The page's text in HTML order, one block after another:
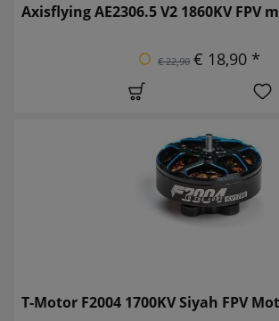
Axisflying AE2306.5 V2 1860KV FPV
€ 22,90 € 18,90 *
T-Motor F2004 1700KV Siyah FPV